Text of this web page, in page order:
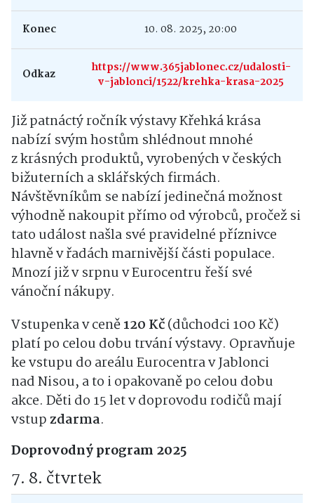
Konec 10. 08. 2025, 20:00
Odkaz
https://www.365jablonec.cz/udalosti-
v-jablonci/1522/krehka-krasa-2025
Již patnáctý ročník výstavy Křehká krása
nabízí svým hostům shlédnout mnohé
z krásných produktů, vyrobených v českých
bižuterních a sklářských firmách.
Návštěvníkům se nabízí jedinečná možnost
výhodně nakoupit přímo od výrobců, pročež si
tato událost našla své pravidelné příznivce
hlavně v řadách marnivější části populace.
Mnozí již v srpnu v Eurocentru řeší své
vánoční nákupy.
Vstupenka v ceně120 Kč(důchodci 100 Kč)
platí po celou dobu trvání výstavy. Opravňuje
ke vstupu do areálu Eurocentra v Jablonci
nad Nisou, a to i opakovaně po celou dobu
akce. Děti do 15 let v doprovodu rodičů mají
vstupzdarma.
Doprovodný program 2025
7. 8. čtvrtek